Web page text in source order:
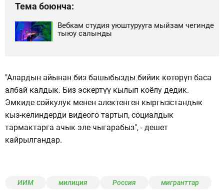
Тема боюнча:
Вебкам студия уюштурууга мыйзам чегинде
тыюу салынды
"Алардын айынан биз башыбызды бийик көтөрүп баса
албай калдык. Биз эскертүү кылып коёлу дедик.
Эмкиде сойкулук менен алектенген кыргызстандык
кыз-келиндерди видеого тартып, социалдык
тармактарга ачык эле чыгарабыз", - дешет
кайрылгандар.
ИИМ милиция Россия мигранттар